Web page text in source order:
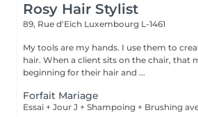
Rosy Hair Stylist
89, Rue d'Eich Luxembourg L-1461
My tools are my hands. I use them to
hair. When a client sits on the chair, that
beginning for their hair and ...
Forfait Mariage